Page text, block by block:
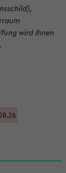
wird Ihnen